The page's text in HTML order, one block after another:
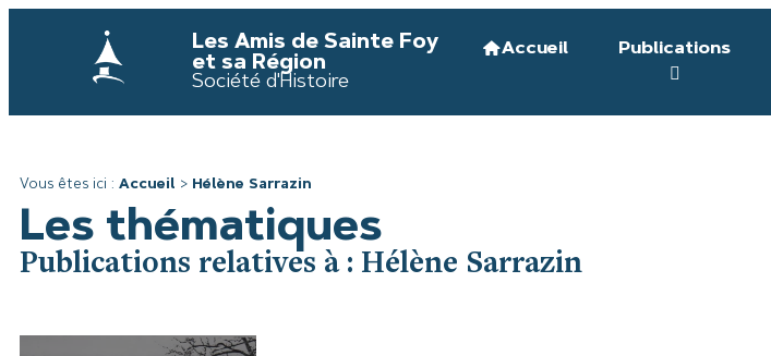
Les Amis de Sainte Foy
et sa Région
Société d'Histoire
Accueil Publications
Vous êtes ici : Accueil > Hélène Sarrazin
Les thématiques
Publications relatives à : Hélène Sarrazin